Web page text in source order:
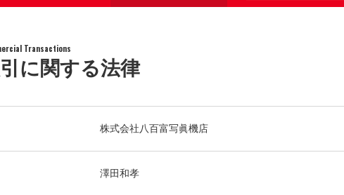
Transactions
に関する法律
株式会社八百富写眞機店
澤田和孝